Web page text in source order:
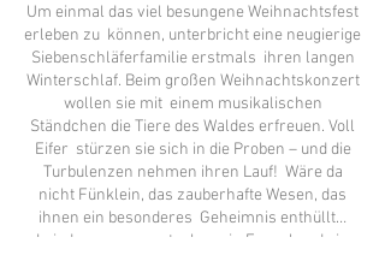
Um einmal das viel besungene Weihnachtsfest
erleben zu können, unterbricht eine neugierige
Siebenschläferfamilie erstmals ihren langen
Winterschlaf. Beim großen Weihnachtskonzert
wollen sie mit einem musikalischen
Ständchen die Tiere des Waldes erfreuen. Voll
Eifer stürzen sie sich in die Proben – und die
Turbulenzen nehmen ihren Lauf! Wäre da
nicht Fünklein, das zauberhafte Wesen, das
ihnen ein besonderes Geheimnis enthüllt…
In jedem von uns stecken ein Engerl und ein